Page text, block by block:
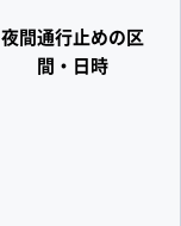
夜間通行止めの区
間・日時